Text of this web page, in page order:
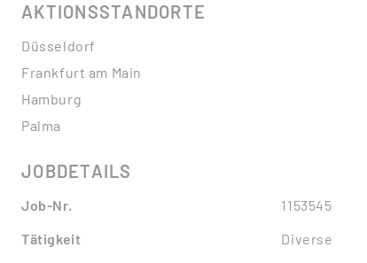
AKTIONSSTANDORTE
Düsseldorf
Frankfurt am Main
Hamburg
Palma
JOBDETAILS
Job-Nr.
1153545
Tätigkeit
Diverse